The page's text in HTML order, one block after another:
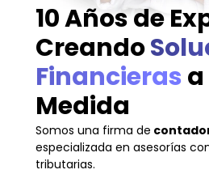
10 Años de
Creando
Financieras a
Medida
Somos una firma de
especializada en asesorías
tributarias.